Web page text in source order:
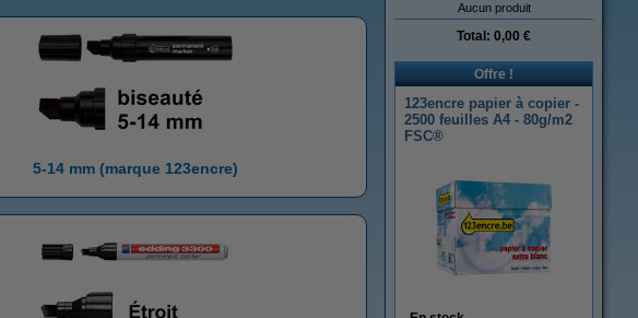
5-14 mm (marque 123encre)
Aucun produit
Total: 0,00 €
Offre !
123encre papier à copier -
2500 feuilles A4 - 80g/m2
FSC®